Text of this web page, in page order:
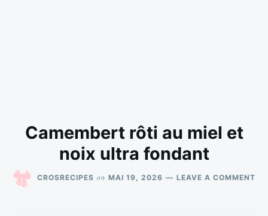
Camembert rôti au miel et
noix ultra fondant
CROSRECIPES on MAI 19, 2026 LEAVE A COMMENT